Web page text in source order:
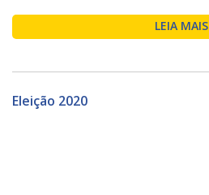
LEIA MAIS
Eleição 2020